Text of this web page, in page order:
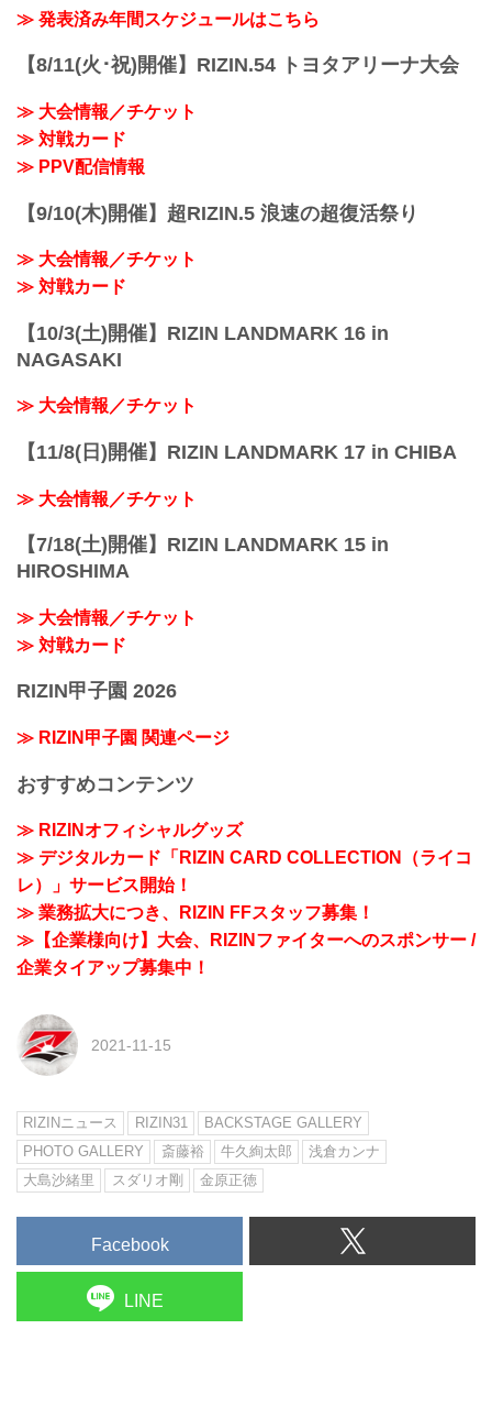
第10試合／スペシャルワンマッチ 浅倉カ
Full Fight ...
いきます。
≫ 発表済み年間スケジュールはこちら
【8/11(火･祝)開催】RIZIN.54 トヨタアリーナ大会
≫ 大会情報／チケット
≫ 対戦カード
≫ PPV配信情報
【9/10(木)開催】超RIZIN.5 浪速の超復活祭り
≫ 大会情報／チケット
≫ 対戦カード
【10/3(土)開催】RIZIN LANDMARK 16 in
NAGASAKI
≫ 大会情報／チケット
【11/8(日)開催】RIZIN LANDMARK 17 in CHIBA
≫ 大会情報／チケット
【7/18(土)開催】RIZIN LANDMARK 15 in
HIROSHIMA
≫ 大会情報／チケット
≫ 対戦カード
RIZIN甲子園 2026
≫ RIZIN甲子園 関連ページ
おすすめコンテンツ
≫ RIZINオフィシャルグッズ
≫ デジタルカード「RIZIN CARD COLLECTION（ライコ
レ）」サービス開始！
≫ 業務拡大につき、RIZIN FFスタッフ募集！
≫【企業様向け】大会、RIZINファイターへのスポンサー /
企業タイアップ募集中！
2021-11-15
RIZINニュース RIZIN31
BACKSTAGE GALLERY
PHOTO GALLERY
斎藤裕 牛久絢太郎
浅倉カンナ
大島沙緒里
スダリオ剛 金原正徳
Facebook
LINE